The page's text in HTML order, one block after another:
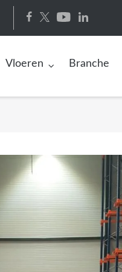
Vloeren Branche